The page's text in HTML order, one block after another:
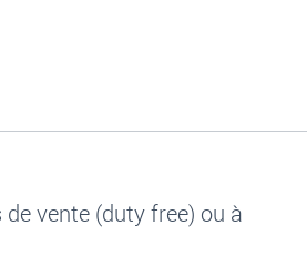
vente (duty free) ou à